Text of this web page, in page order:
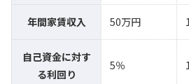
年間家賃収入 50万円
自己資金に対す
る利回り
5％